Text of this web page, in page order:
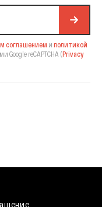
соглашением и политикой
Google reCAPTCHA (Privacy